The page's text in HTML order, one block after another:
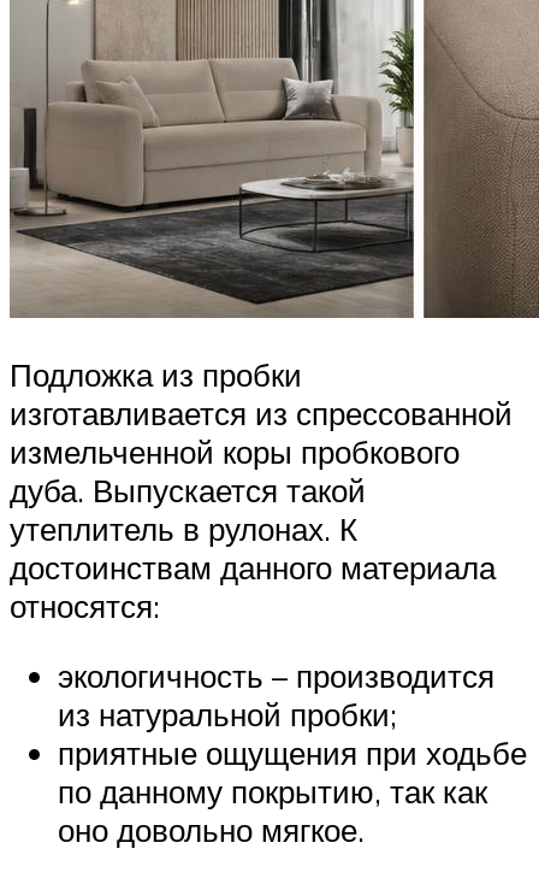
Подложка из пробки
изготавливается из спрессованной
измельченной коры пробкового
дуба. Выпускается такой
утеплитель в рулонах. К
достоинствам данного материала
относятся:
экологичность – производится
из натуральной пробки;
приятные ощущения при ходьбе
по данному покрытию, так как
оно довольно мягкое.